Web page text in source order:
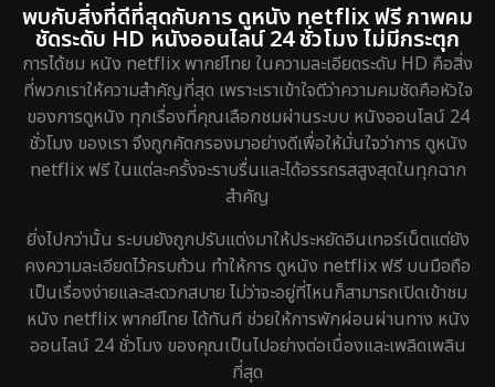
พบกับสิ่งที่ดีที่สุดกับการ ดูหนัง netflix ฟรี ภาพคม
ชัดระดับ HD หนังออนไลน์ 24 ชั่วโมง ไม่มีกระตุก
การได้ชม หนัง netflix พากย์ไทย ในความละเอียดระดับ HD คือสิ่ง
ที่พวกเราให้ความสำคัญที่สุด เพราะเราเข้าใจดีว่าความคมชัดคือหัวใจ
ของการดูหนัง ทุกเรื่องที่คุณเลือกชมผ่านระบบ หนังออนไลน์ 24
ชั่วโมง ของเรา จึงถูกคัดกรองมาอย่างดีเพื่อให้มั่นใจว่าการ ดูหนัง
netflix ฟรี ในแต่ละครั้งจะราบรื่นและได้อรรถรสสูงสุดในทุกฉาก
สำคัญ
ยิ่งไปกว่านั้น ระบบยังถูกปรับแต่งมาให้ประหยัดอินเทอร์เน็ตแต่ยัง
คงความละเอียดไว้ครบถ้วน ทำให้การ ดูหนัง netflix ฟรี บนมือถือ
เป็นเรื่องง่ายและสะดวกสบาย ไม่ว่าจะอยู่ที่ไหนก็สามารถเปิดเข้าชม
หนัง netflix พากย์ไทย ได้ทันที ช่วยให้การพักผ่อนผ่านทาง หนัง
ออนไลน์ 24 ชั่วโมง ของคุณเป็นไปอย่างต่อเนื่องและเพลิดเพลิน
ที่สุด